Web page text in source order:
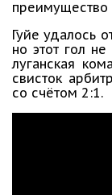
Гуйе удалось
но этот гол
луганская
свисток
со счётом 2:1.